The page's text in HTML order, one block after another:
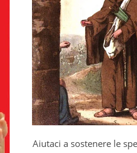
Aiutaci a sostenere le